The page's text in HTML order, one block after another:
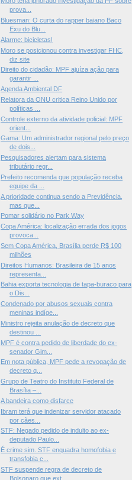
prova...
Bluesman: O curta do rapper baiano Baco
Exu do Blu...
Alarme: bicicletas!
Moro se posicionou contra investigar FHC,
diz site
Direito do cidadão: MPF ajuíza ação para
garantir ...
Agenda Ambiental DF
Relatora da ONU critica Reino Unido por
políticas ...
Controle externo da atividade policial: MPF
orient...
Gama: Um administrador regional pelo preço
de dois...
Pesquisadores alertam para sistema
tributário regr...
Prefeito recomenda que população receba
equipe da ...
A prioridade continua sendo a Previdência,
mas que...
Pomar solidário no Park Way
Copa América: localização errada dos jogos
provoca...
Sem Copa América, Brasília perde R$ 100
milhões
Direitos Humanos: Brasileira de 15 anos
representa...
Bahia exporta tecnologia de tapa-buraco para
o Dis...
Condenado por abusos sexuais contra
meninas indíge...
Ministro rejeita anulação de decreto que
destinou ...
MPF é contra pedido de liberdade do ex-
senador Gim...
Em nota pública, MPF pede a revogação de
decreto q...
Grupo de Teatro do Instituto Federal de
Brasília –...
A bandeira como disfarce
Ibram terá que indenizar servidor atacado
por cães...
STF: Negado pedido de indulto ao ex-
deputado Paulo...
É crime sim. STF enquadra homofobia e
transfobia c...
STF suspende regra de decreto de
Bolsonaro que ext...